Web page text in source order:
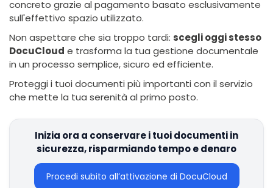
concreto grazie al pagamento basato esclusivamente
sull'effettivo spazio utilizzato.
Non aspettare che sia troppo tardi: scegli oggi stesso
DocuCloud e trasforma la tua gestione documentale
in un processo semplice, sicuro ed efficiente.
Proteggi i tuoi documenti più importanti con il servizio
che mette la tua serenità al primo posto.
Inizia ora a conservare i tuoi documenti in
sicurezza, risparmiando tempo e denaro
Procedi subito all’attivazione di DocuCloud